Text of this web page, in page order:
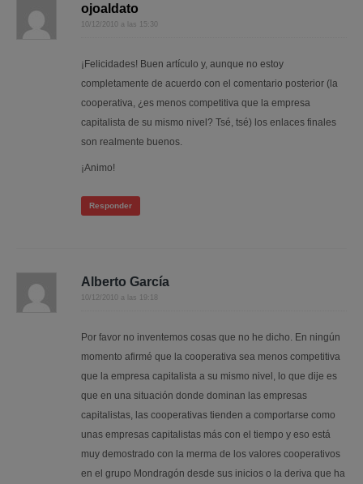
ojoaldato
10/12/2010 a las 15:30
¡Felicidades! Buen artículo y, aunque no estoy
completamente de acuerdo con el comentario posterior (la
cooperativa, ¿es menos competitiva que la empresa
capitalista de su mismo nivel? Tsé, tsé) los enlaces finales
son realmente buenos.
¡Animo!
Responder
Alberto García
10/12/2010 a las 19:18
Por favor no inventemos cosas que no he dicho. En ningún
momento afirmé que la cooperativa sea menos competitiva
que la empresa capitalista a su mismo nivel, lo que dije es
que en una situación donde dominan las empresas
capitalistas, las cooperativas tienden a comportarse como
unas empresas capitalistas más con el tiempo y eso está
muy demostrado con la merma de los valores cooperativos
en el grupo Mondragón desde sus inicios o la deriva que ha